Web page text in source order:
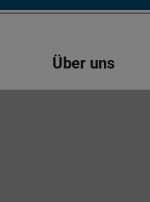
Über uns